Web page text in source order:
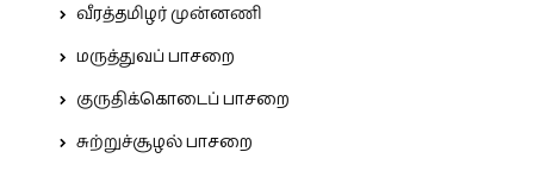
வீரத்தமிழர் முன்னணி
மருத்துவப் பாசறை
குருதிக்கொடைப் பாசறை
சுற்றுச்சூழல் பாசறை